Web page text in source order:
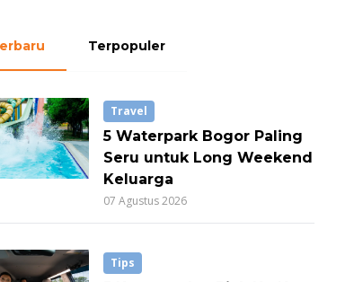
Terpopuler
Travel
5 Waterpark Bogor Paling
Seru untuk Long Weekend
Keluarga
07 Agustus 2026
Tips